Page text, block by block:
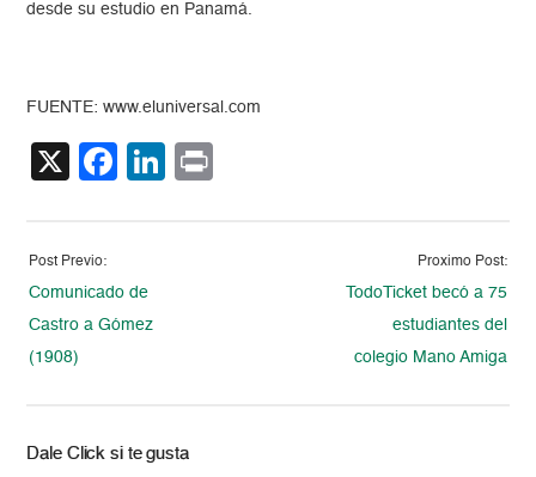
desde su estudio en Panamá.
FUENTE: www.eluniversal.com
X Facebook
LinkedIn
Post Previo:
Comunicado de
Castro a Gómez
(1908)
Proximo Post:
TodoTicket becó a 75
estudiantes del
colegio Mano Amiga
Dale Click si te gusta